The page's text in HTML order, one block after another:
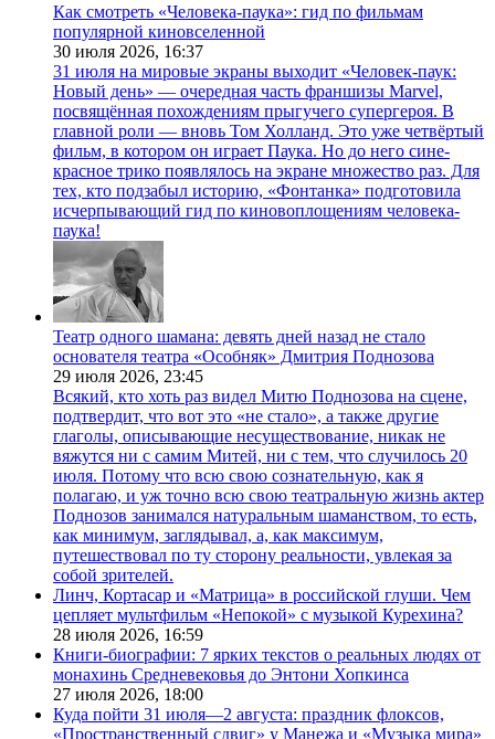
Как смотреть «Человека-паука»: гид по фильмам
популярной киновселенной
30 июля 2026, 16:37
31 июля на мировые экраны выходит «Человек-паук:
Новый день» — очередная часть франшизы Marvel,
посвящённая похождениям прыгучего супергероя. В
главной роли — вновь Том Холланд. Это уже четвёртый
фильм, в котором он играет Паука. Но до него сине-
красное трико появлялось на экране множество раз. Для
тех, кто подзабыл историю, «Фонтанка» подготовила
исчерпывающий гид по киновоплощениям человека-
паука!
Театр одного шамана: девять дней назад не стало
основателя театра «Особняк» Дмитрия Поднозова
29 июля 2026, 23:45
Всякий, кто хоть раз видел Митю Поднозова на сцене,
подтвердит, что вот это «не стало», а также другие
глаголы, описывающие несуществование, никак не
вяжутся ни с самим Митей, ни с тем, что случилось 20
июля. Потому что всю свою сознательную, как я
полагаю, и уж точно всю свою театральную жизнь актер
Поднозов занимался натуральным шаманством, то есть,
как минимум, заглядывал, а, как максимум,
путешествовал по ту сторону реальности, увлекая за
собой зрителей.
Линч, Кортасар и «Матрица» в российской глуши. Чем
цепляет мультфильм «Непокой» с музыкой Курехина?
28 июля 2026, 16:59
Книги-биографии: 7 ярких текстов о реальных людях от
монахинь Средневековья до Энтони Хопкинса
27 июля 2026, 18:00
Куда пойти 31 июля—2 августа: праздник флоксов,
«Пространственный сдвиг» у Манежа и «Музыка мира»